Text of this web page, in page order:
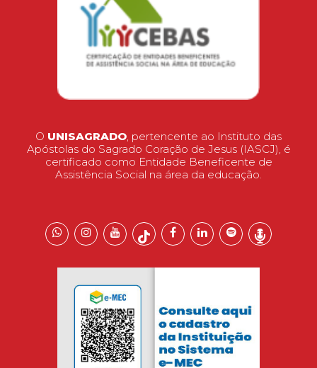
O UNISAGRADO, pertencente ao Instituto das
Apóstolas do Sagrado Coração de Jesus (IASCJ), é
certificado como Entidade Beneficente de
Assistência Social na área da educação.